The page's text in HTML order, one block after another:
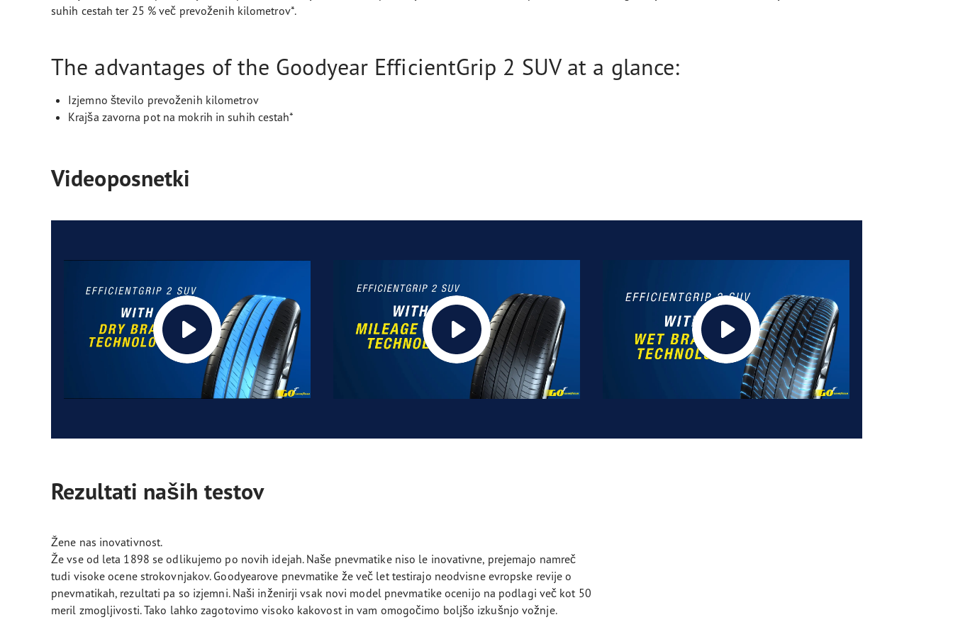
suhih cestah ter 25 % več prevoženih kilometrov*.
The advantages of the Goodyear EfficientGrip 2 SUV at a glance:
Izjemno število prevoženih kilometrov
Krajša zavorna pot na mokrih in suhih cestah*
Videoposnetki
Rezultati naših testov
Žene nas inovativnost.
Že vse od leta 1898 se odlikujemo po novih idejah. Naše pnevmatike niso le inovativne, prejemajo namreč
tudi visoke ocene strokovnjakov. Goodyearove pnevmatike že več let testirajo neodvisne evropske revije o
pnevmatikah, rezultati pa so izjemni. Naši inženirji vsak novi model pnevmatike ocenijo na podlagi več kot 50
meril zmogljivosti. Tako lahko zagotovimo visoko kakovost in vam omogočimo boljšo izkušnjo vožnje.